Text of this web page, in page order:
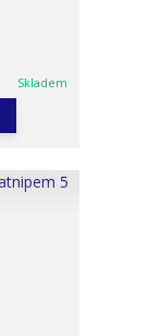
Skladem